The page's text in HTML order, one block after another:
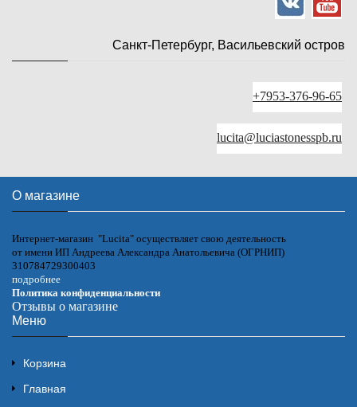
Санкт-Петербург, Васильевский остров
+7953-376-96-65
lucita@luciastonesspb.ru
О магазине
Интернет-магазин "Lucita" осуществляет свою деятельность
от имени ИП Андреева Александра Анатольевича (ОГРНИП)
310784729300403
подробнее
Политика конфиденциальности
Отзывы о магазине
Меню
Корзина
Главная